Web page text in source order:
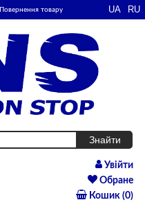
Повернення товару
Увійти
Обране
Кошик (0)